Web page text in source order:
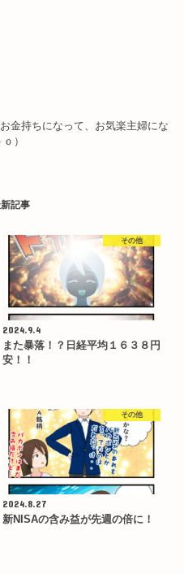
金持ちになって、お気楽主婦にな
）
記事
その他
2024.9.4
また暴落！？日経平均１６３８円
安！！
その他
2024.8.27
新NISAの含み益が先週の倍に！